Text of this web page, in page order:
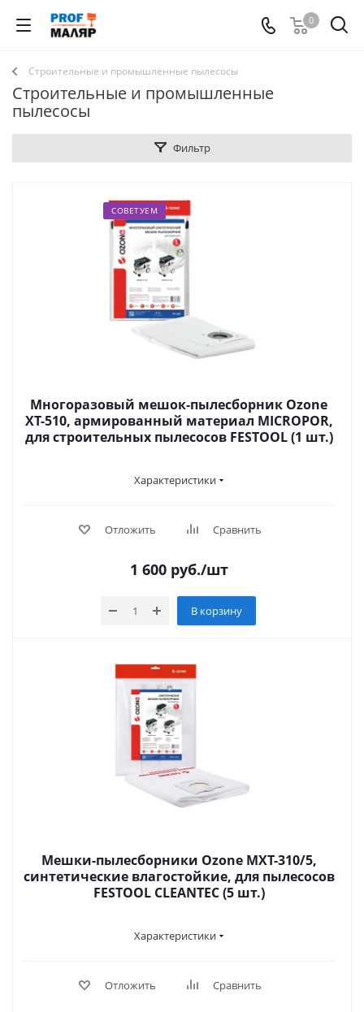
0
Строительные и промышленные пылесосы
Строительные и промышленные
пылесосы
Фильтр
СОВЕТУЕМ
Многоразовый мешок-пылесборник Ozone
XT-510, армированный материал MICROPOR,
для строительных пылесосов FESTOOL (1 шт.)
Характеристики
Отложить Сравнить
1 600 руб./шт
В корзину
Мешки-пылесборники Ozone MXT-310/5,
синтетические влагостойкие, для пылесосов
FESTOOL CLEANTEC (5 шт.)
Характеристики
Отложить Сравнить